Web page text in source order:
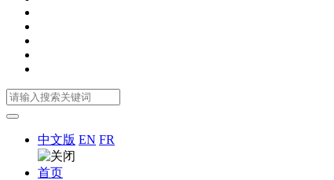
中文版 EN FR
首页